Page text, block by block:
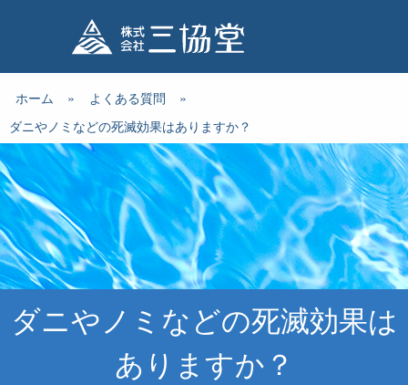
ホーム » よくある質問
»
ダニやノミなどの死滅効果はありますか？
ダニやノミなどの死滅効果は
ありますか？